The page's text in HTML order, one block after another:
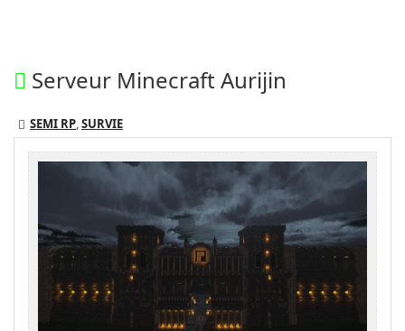
Serveur Minecraft Aurijin
SEMI RP,SURVIE